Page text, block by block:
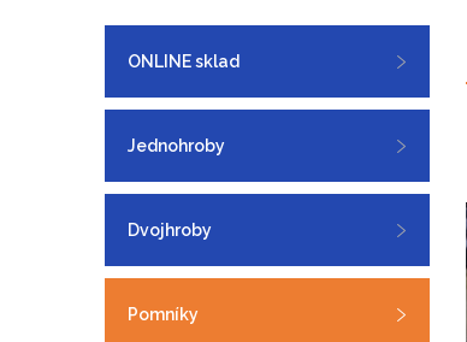
ONLINE sklad
Jednohroby
Dvojhroby
Pomníky